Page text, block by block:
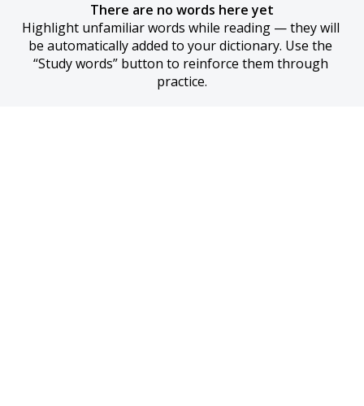
There are no words here yet
Highlight unfamiliar words while reading — they will
be automatically added to your dictionary. Use the
“Study words” button to reinforce them through
practice.